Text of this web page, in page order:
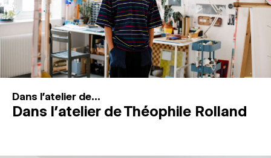
Recherche
Connexion
Dans l'atelier de...
Dans l’atelier de Théophile Rolland